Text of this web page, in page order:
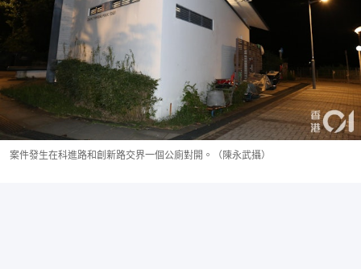
案件發生在科進路和創新路交界一個公廁對開。（陳永武攝）